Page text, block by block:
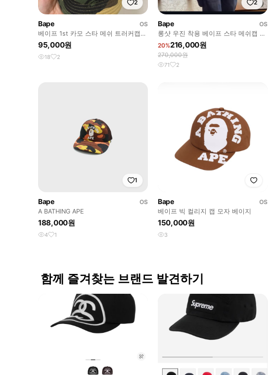
2
Bape
OS
베이프 1st 카모 스타 메쉬 트러커캡
모자 황계
95,000원
18 2
2
Bape
OS
롱샷 우진 착용 베이프 스타 메쉬캡 네
이비
20%216,000원
270,000원
71 2
1
Bape
OS
A BATHING APE
188,000원
4 1
Bape
OS
베이프 빅 컬리지 캡 모자 베이지
150,000원
3
함께 즐겨찾는 브랜드 발견하기